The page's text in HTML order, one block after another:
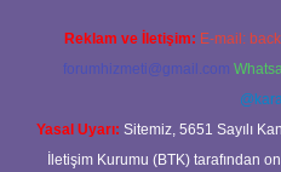
Reklam ve İletişim: E-mail:
forumhizmeti@gmail.com
Yasal Uyarı: Sitemiz, 5651 Sayılı
İletişim Kurumu (BTK) tarafından